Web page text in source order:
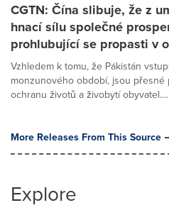
CGTN: Čína slibuje, že z
hnací sílu společné
prohlubující se propasti v
Vzhledem k tomu, že Pákistán
monzunového období, jsou
ochranu životů a živobytí obyvatel....
More Releases From This Source
Explore